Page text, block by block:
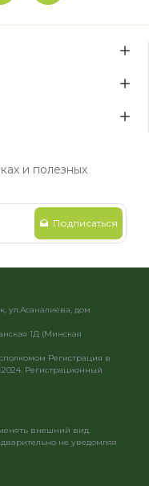
и полезных
Подписаться
ул.Асаналиева, дом
1Д (Минская
Регистрация в
Регистрационный
внешний вид.
не уведомляя